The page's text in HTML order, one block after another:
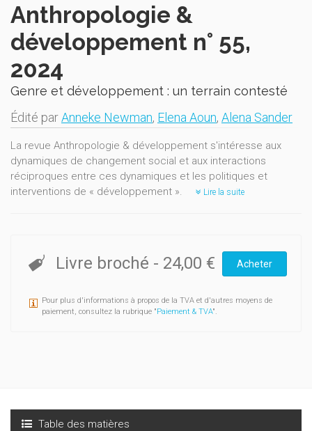
Anthropologie &
développement n° 55,
2024
Genre et développement : un terrain contesté
Édité parAnneke Newman, Elena Aoun, Alena Sander
La revue Anthropologie & développement s'intéresse aux
dynamiques de changement social et aux interactions
réciproques entre ces dynamiques et les politiques et
interventions de « développement ».
Lire la suite
Livre broché - 24,00 € Acheter
Pour plus d'informations à propos de la TVA et d'autres moyens de
paiement, consultez la rubrique "Paiement & TVA".
Table des matières